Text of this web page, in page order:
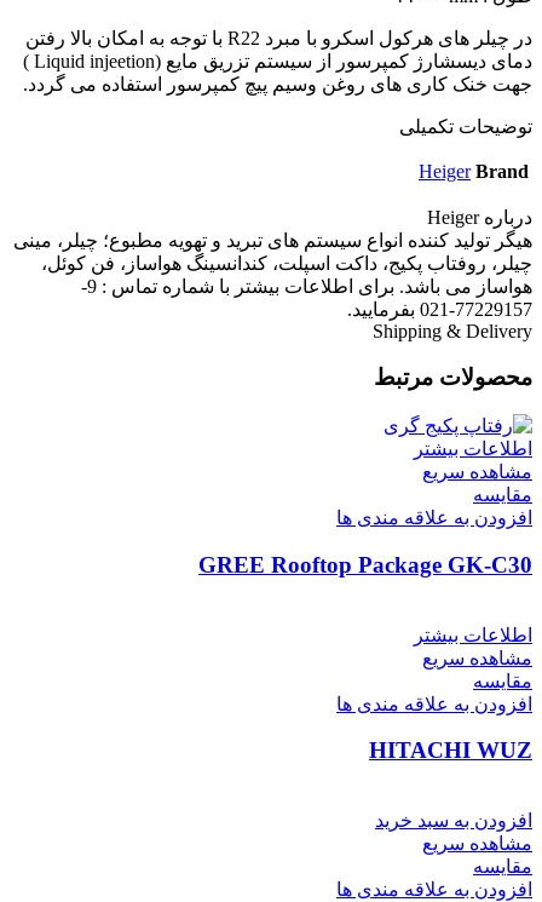
در چیلر های هرکول اسکرو با مبرد R22 با توجه به امکان بالا رفتن
دمای دیسشارژ کمپرسور از سیستم تزریق مایع (Liquid injeetion )
جهت خنک کاری های روغن وسیم پیچ کمپرسور استفاده می گردد.
توضیحات تکمیلی
Brand
Heiger
درباره Heiger
هیگر تولید کننده انواع سیستم های تبرید و تهویه مطبوع؛ چیلر، مینی
چیلر، روفتاب پکیج، داکت اسپلت، کندانسینگ هواساز، فن کوئل،
هواساز می باشد. برای اطلاعات بیشتر با شماره تماس : 9-
77229157-021 بفرمایید.
Shipping & Delivery
محصولات مرتبط
اطلاعات بیشتر
مشاهده سریع
مقایسه
افزودن به علاقه مندی ها
GREE Rooftop Package GK-C30
اطلاعات بیشتر
مشاهده سریع
مقایسه
افزودن به علاقه مندی ها
HITACHI WUZ
افزودن به سبد خرید
مشاهده سریع
مقایسه
افزودن به علاقه مندی ها